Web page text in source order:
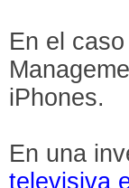
En el
iPhones.
En una
televisiva